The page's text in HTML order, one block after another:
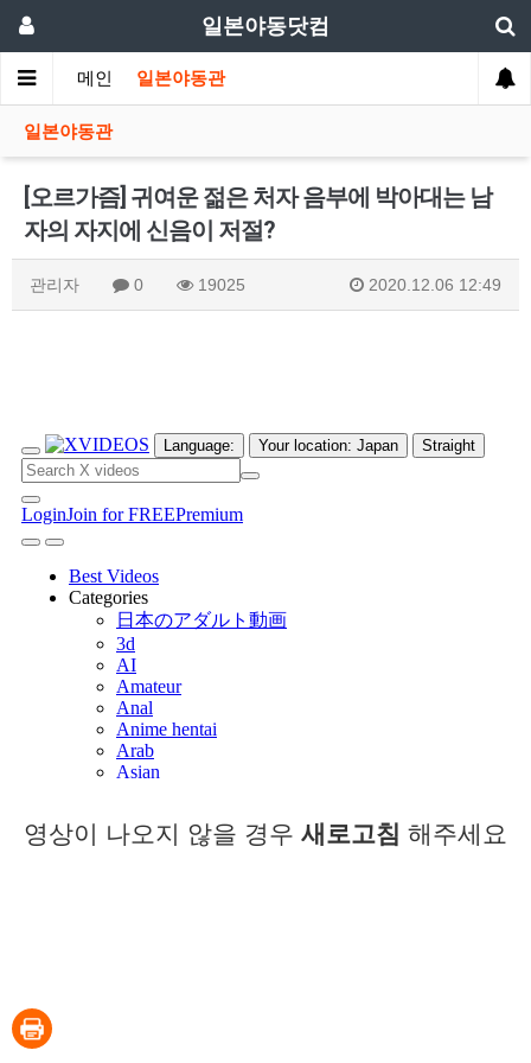
일본야동닷컴
메인 일본야동관
일본야동관
[오르가즘] 귀여운 젊은 처자 음부에 박아대는 남
자의 자지에 신음이 저절?
관리자 0 19025 2020.12.06 12:49
영상이 나오지 않을 경우 새로고침 해주세요